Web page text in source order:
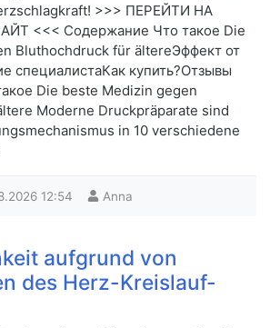
>>> ПЕРЕЙТИ НА
<<< Содержание Что такое Die
Bluthochdruck für ältereЭффект от
специалистаКак купить?Отзывы
Die beste Medizin gegen
Moderne Druckpräparate sind
in 10 verschiedene
12:54 Anna
aufgrund von
des Herz-Kreislauf-